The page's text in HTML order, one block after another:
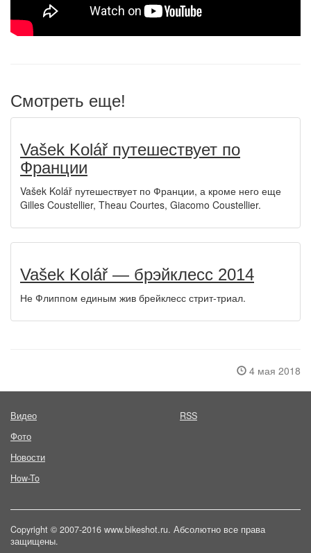
Смотреть еще!
Vašek Kolář путешествует по
Франции
Vašek Kolář путешествует по Франции, а кроме него еще
Gilles Coustellier, Theau Courtes, Giacomo Coustellier.
Vašek Kolář — брэйклесс 2014
Не Флиппом единым жив брейклесс стрит-триал.
4 мая 2018
Видео
Фото
Новости
How-To
RSS
Copyright © 2007-2016 www.bikeshot.ru. Абсолютно все права
защищены.